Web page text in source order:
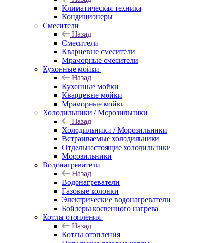
Климатическая техника
Кондиционеры
Смесители
Назад
Смесители
Кварцевые смесители
Мраморные смесители
Кухонные мойки
Назад
Кухонные мойки
Кварцевые мойки
Мраморные мойки
Холодильники / Морозильники
Назад
Холодильники / Морозильники
Встраиваемые холодильники
Отдельностоящие холодильники
Морозильники
Водонагреватели
Назад
Водонагреватели
Газовые колонки
Электрические водонагреватели
Бойлеры косвенного нагрева
Котлы отопления
Назад
Котлы отопления